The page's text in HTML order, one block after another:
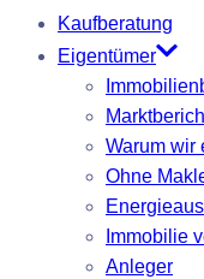
Kaufberatung
Eigentümer
Warum wir
Ohne
Immobilie
Anleger